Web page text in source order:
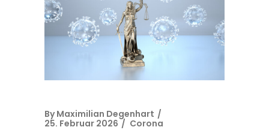
By Maximilian Degenhart
25. Februar 2026
Corona